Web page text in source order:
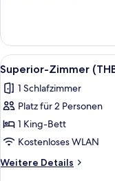
Resort
credit
per
Night)
anzeigen
Villa,
eigener
Pool
(THB
2,000
Net
credit
per
Alle
Fotos
für
Superior-
Zimmer
(THB
1,500
Net
4
Superior-Zimmer
1 Schlafzimmer
Platz für 2 Personen
1 King-Bett
Kostenloses WLAN
Weitere Details
Weitere